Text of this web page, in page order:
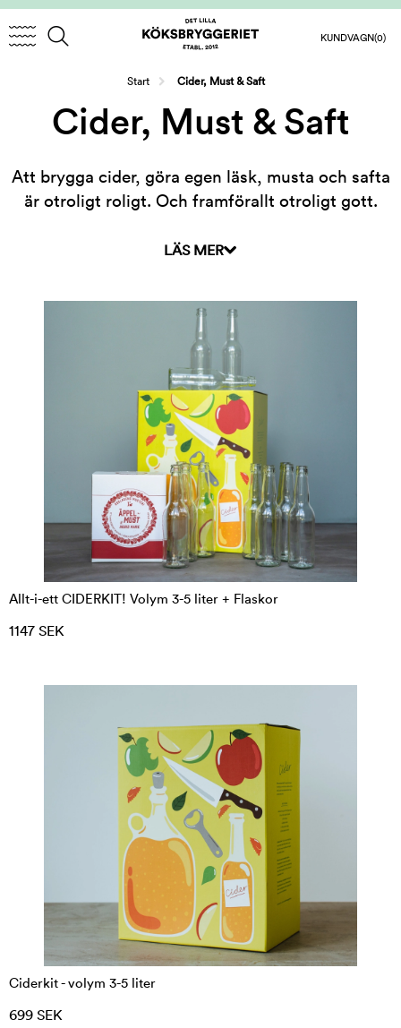
KUNDVAGN(0)
Start Cider, Must & Saft
Cider, Must & Saft
Att brygga cider, göra egen läsk, musta och safta
är otroligt roligt. Och framförallt otroligt gott.
för att safta och musta, göra läsk samt brygga
Grunden till att göra egen cider är enkelt.
1. Fixa must (helst pastöriserad)
2. Häll musten i ett jäskärl
3. Tillsätt jäst
4. Låt jäsa i ca. 14 dagar
5. Tappa på flaska och kolsyra med socker
6. Ställ in i kyl och låt kolsyran utvecklas
7. Lagra så länge du orkar (efter några månader är
det godast att dricka den)
8. Provsmaka och njut
Oavsett om du gör vin eller cider är det alltid
noga med hygienen, handla utrustning för
egen cider tipsar vi om Det Lilla Köksbryggeriets
, innehåller allt du behöver för att komma
igång. Komplettera bara med
ingredienser/recept
.
LÄS MER
Allt-i-ett CIDERKIT! Volym 3-5 liter + Flaskor
1147 SEK
Ciderkit - volym 3-5 liter
699 SEK